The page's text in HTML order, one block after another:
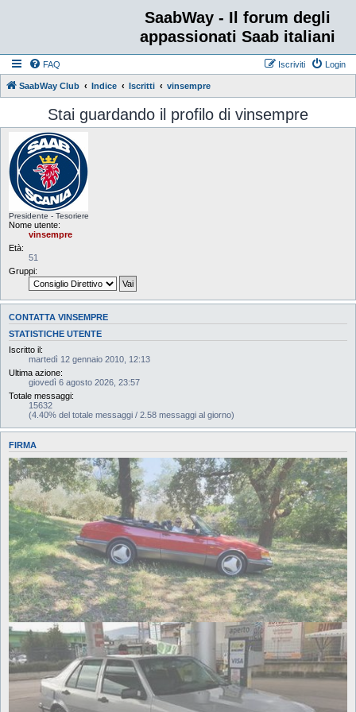
SaabWay - Il forum degli
appassionati Saab italiani
FAQ Login
Iscriviti
SaabWay Club Indice Iscritti vinsempre
Stai guardando il profilo di vinsempre
Presidente - Tesoriere
Nome utente:
vinsempre
Età:
51
Gruppi:
CONTATTA VINSEMPRE
STATISTICHE UTENTE
Iscritto il:
martedì 12 gennaio 2010, 12:13
Ultima azione:
giovedì 6 agosto 2026, 23:57
Totale messaggi:
15632
(4.40% del totale messaggi / 2.58 messaggi al giorno)
FIRMA